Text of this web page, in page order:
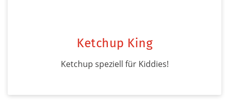
Ketchup King
Ketchup speziell für Kiddies!